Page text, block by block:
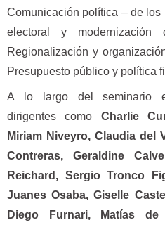
Comunicación política – de
electoral y modernización
Regionalización y
Presupuesto público y política
A lo largo del seminario
dirigentes como Charlie
Miriam Niveyro, Claudia del
Contreras, Geraldine
Reichard, Sergio Tronco
Juanes Osaba, Giselle
Diego Furnari, Matías